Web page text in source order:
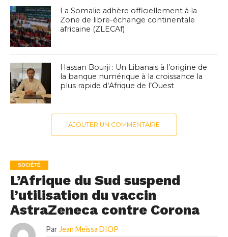
La Somalie adhère officiellement à la
Zone de libre-échange continentale
africaine (ZLECAf)
Hassan Bourji : Un Libanais à l’origine de
la banque numérique à la croissance la
plus rapide d’Afrique de l’Ouest
AJOUTER UN COMMENTAIRE
SOCIÉTÉ
L’Afrique du Sud suspend
l’utilisation du vaccin
AstraZeneca contre Corona
Par Jean Meïssa DIOP